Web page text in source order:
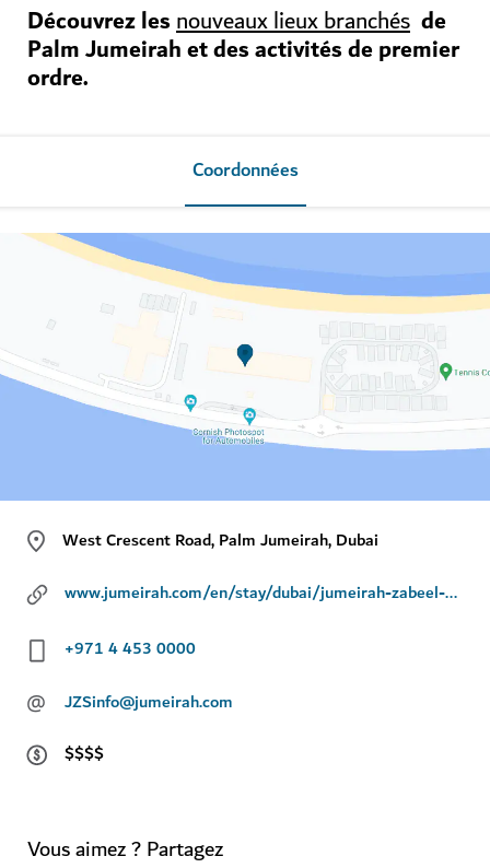
Découvrez lesnouveaux lieux branchés de
Palm Jumeirah et des activités de premier
ordre.
Coordonnées
West Crescent Road, Palm Jumeirah, Dubai
www.jumeirah.com/en/stay/dubai/jumeirah-zabeel-saray
+971 4 453 0000
@
JZSinfo@jumeirah.com
$$$$
Vous aimez ? Partagez